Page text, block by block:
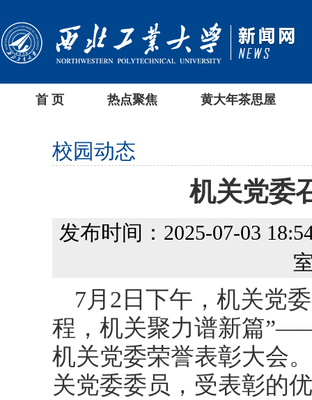
首 页 热点聚焦 黄大年茶思屋
校园动态
机关党委
发布时间：2025-07-03
7月2日下午，机关党
程，机关聚力谱新篇
机关党委荣誉表彰大会
关党委委员，受表彰的